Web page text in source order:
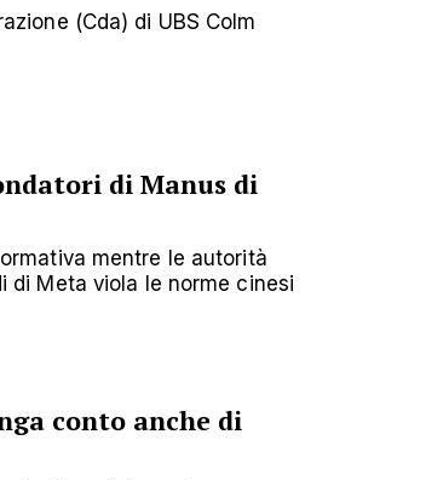
(Cda) di UBS Colm
di Manus di
mentre le autorità
di Meta viola le norme cinesi
conto anche di